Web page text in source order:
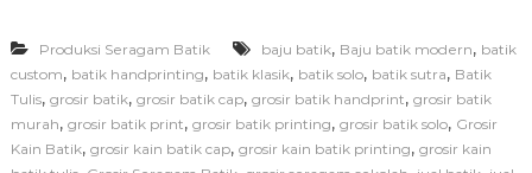
e
r
c
a
y
d
u
k
i
S
Produksi Seragam Batik baju batik, Baju batik modern, batik
custom, batik handprinting, batik klasik, batik solo, batik sutra, Batik
Tulis, grosir batik, grosir batik cap, grosir batik handprint, grosir batik
murah, grosir batik print, grosir batik printing, grosir batik solo, Grosir
Kain Batik, grosir kain batik cap, grosir kain batik printing, grosir kain